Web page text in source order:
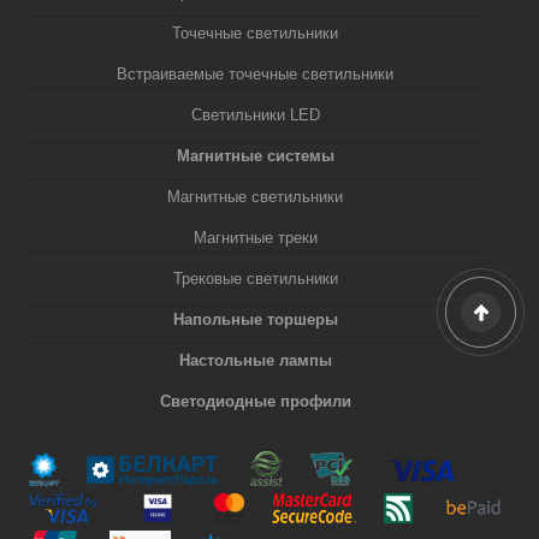
Точечные светильники
Встраиваемые точечные светильники
Светильники LED
Магнитные системы
Магнитные светильники
Магнитные треки
Трековые светильники
Напольные торшеры
Настольные лампы
Светодиодные профили